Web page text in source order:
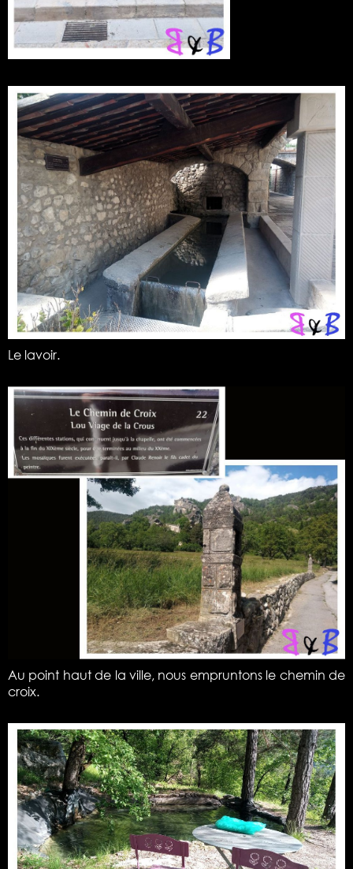
Le lavoir.
Au point haut de la ville, nous empruntons le chemin de
croix.